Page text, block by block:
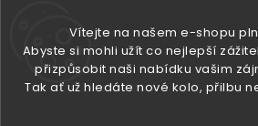
Vítejte na našem e-shopu
Abyste si mohli užít co nejlepší
přizpůsobit naši nabídku vašim
Tak ať už hledáte nové kolo, přilbu